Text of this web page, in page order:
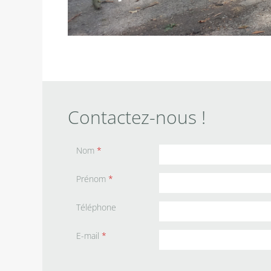
Contactez-nous !
Nom *
Prénom *
Téléphone
E-mail *